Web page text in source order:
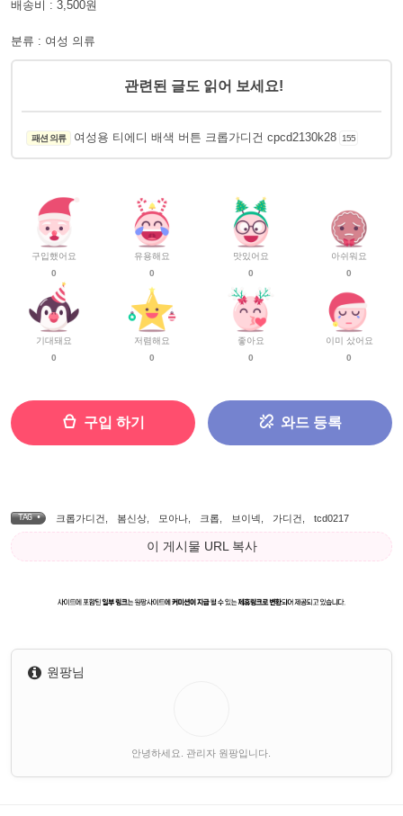
배송비 : 3,500원
분류 : 여성 의류
관련된 글도 읽어 보세요!
패션 의류 여성용 티에디 배색 버튼 크롭가디건 cpcd2130k28 155
구입했어요
0
기대돼요
0
유용해요
0
저렴해요
0
맛있어요
0
좋아요
0
아쉬워요
0
이미 샀어요
0
구입 하기 와드 등록
TAG • 크롭가디건 봄신상 모아나 크롭 브이넥 가디건 tcd0217
이 게시물 URL 복사
원팡님
안녕하세요. 관리자 원팡입니다.